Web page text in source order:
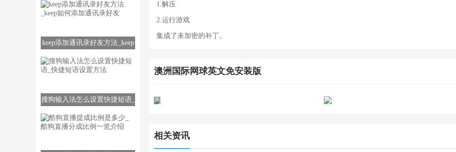
keep添加通讯录好友方法_keep
搜狗输入法怎么设置快捷短语_
1.解压
2.运行游戏
集成了未加密的补丁。
澳洲国际网球英文免安装版
相关资讯